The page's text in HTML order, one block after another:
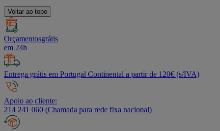
Voltar ao topo
Orçamentosgrátis
em 24h
Entrega grátis em Portugal Continental a partir de 120€ (s/IVA)
Apoio ao cliente:
214 241 060 (Chamada para rede fixa nacional)